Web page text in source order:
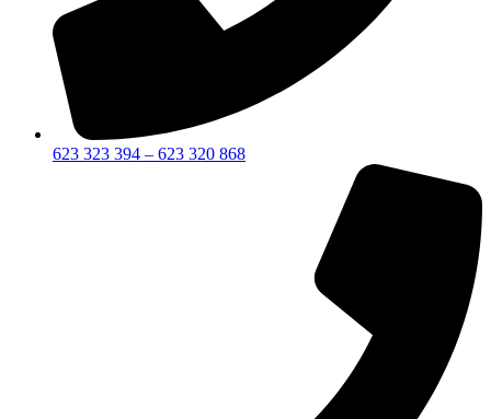
623 323 394 – 623 320 868